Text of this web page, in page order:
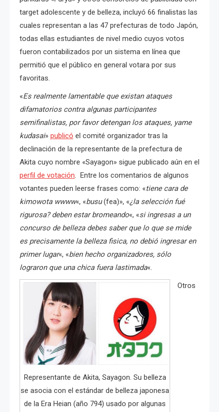
target adolescente y de belleza, incluyó 66 finalistas las
cuales representan a las 47 prefecturas de todo Japón,
todas ellas estudiantes de nivel medio cuyos votos
fueron contabilizados por un sistema en línea que
permitió que el público en general votara por sus
favoritas.
«Es realmente lamentable que existan ataques
difamatorios contra algunas participantes
semifinalistas, por favor detengan los ataques, yame
kudasai» publicó el comité organizador tras la
declinación de la representante de la prefectura de
Akita cuyo nombre «Sayagon» sigue publicado aún en el
perfil de votación. Entre los comentarios de algunos
votantes pueden leerse frases como: «tiene cara de
kimowota wwww«, «busu(fea)», «¿la selección fué
rigurosa? deben estar bromeando«, «si ingresas a un
concurso de belleza debes saber que lo que se mide
es precisamente la belleza fisica, no debió ingresar en
primer lugar«, «bien hecho organizadores, sólo
lograron que una chica fuera lastimada«.
Representante de Akita, Sayagon. Su belleza
se asocia con el estándar de belleza japonesa
de la Era Heian (año 794) usado por algunas
Otros